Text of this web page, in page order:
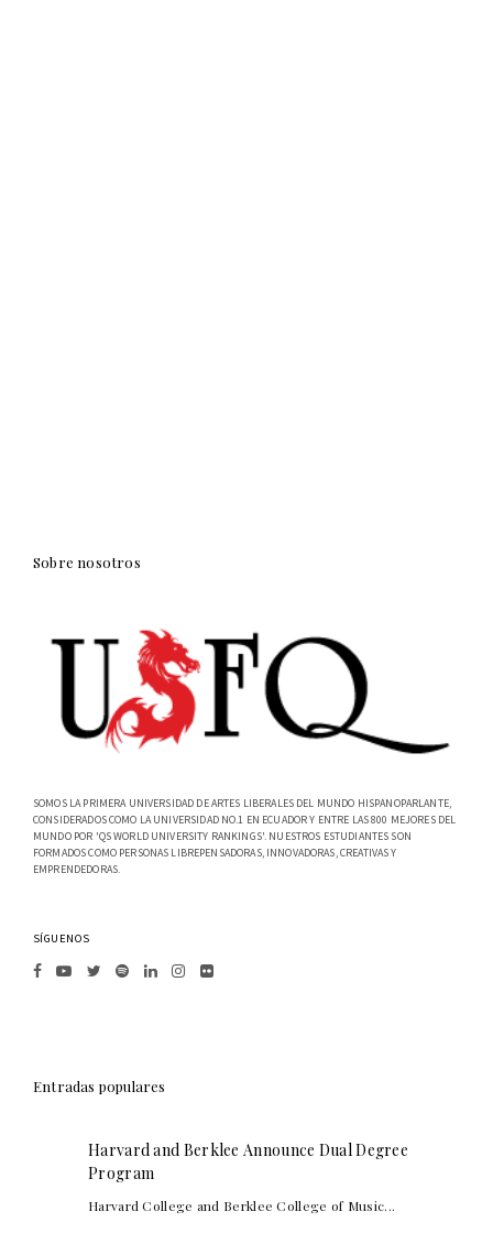
Sobre nosotros
SOMOS LA PRIMERA UNIVERSIDAD DE ARTES LIBERALES DEL MUNDO HISPANOPARLANTE,
CONSIDERADOS COMO LA UNIVERSIDAD NO.1 EN ECUADOR Y ENTRE LAS 800 MEJORES DEL
MUNDO POR 'QS WORLD UNIVERSITY RANKINGS'. NUESTROS ESTUDIANTES SON
FORMADOS COMO PERSONAS LIBREPENSADORAS, INNOVADORAS, CREATIVAS Y
EMPRENDEDORAS.
SÍGUENOS
Entradas populares
Harvard and Berklee Announce Dual Degree
Program
Harvard College and Berklee College of Music...